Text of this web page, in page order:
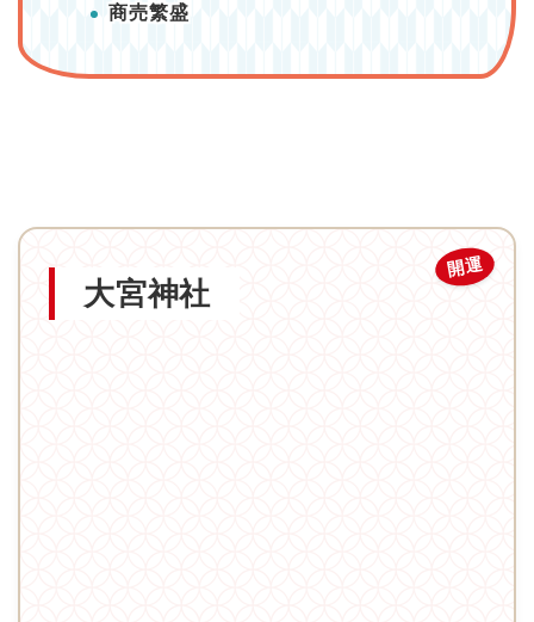
商売繁盛
開運
大宮神社